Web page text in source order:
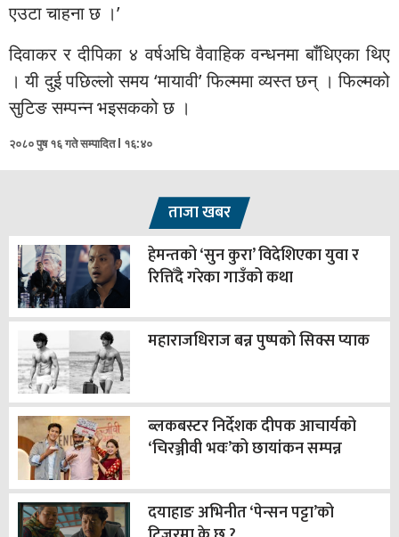
एउटा चाहना छ ।’
दिवाकर र दीपिका ४ वर्षअघि वैवाहिक वन्धनमा बाँधिएका थिए
। यी दुई पछिल्लो समय ‘मायावी’ फिल्ममा व्यस्त छन् । फिल्मको
सुटिङ सम्पन्न भइसकको छ ।
२०८० पुष १६ गते सम्पादित l १६:४०
ताजा खबर
हेमन्तको ‘सुन कुरा’ विदेशिएका युवा र
रित्तिँदै गरेका गाउँको कथा
महाराजधिराज बन्न पुष्पको सिक्स प्याक
ब्लकबस्टर निर्देशक दीपक आचार्यको
‘चिरञ्जीवी भवः’को छायांकन सम्पन्न
दयाहाङ अभिनीत ‘पेन्सन पट्टा’को